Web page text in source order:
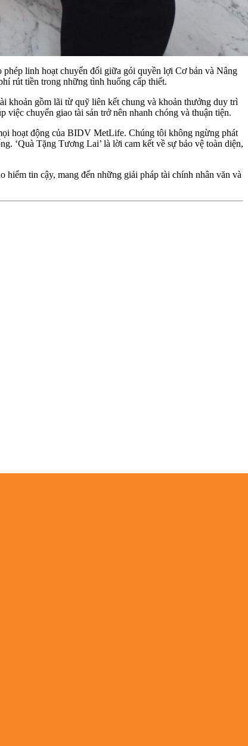
linh hoạt chuyển đổi giữa gói quyền lợi Cơ bản và Nâng
rút tiền trong những tình huống cấp thiết.
khoản gồm lãi từ quỹ liên kết chung và khoản thưởng duy trì
chuyển giao tài sản trở nên nhanh chóng và thuận tiện.
hoạt động của BIDV MetLife. Chúng tôi không ngừng phát
‘Quà Tặng Tương Lai’ là lời cam kết về sự bảo vệ toàn diện,
tin cậy, mang đến những giải pháp tài chính nhân văn và